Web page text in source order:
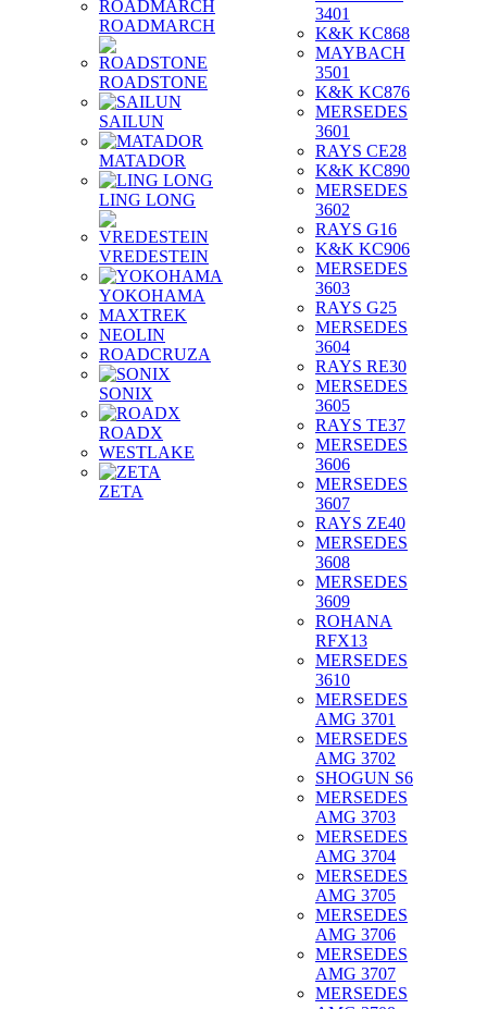
ROADMARCH
ROADSTONE
SAILUN
MATADOR
LING LONG
VREDESTEIN
YOKOHAMA
MAXTREK
NEOLIN
ROADCRUZA
SONIX
ROADX
WESTLAKE
ZETA
3401
K&K KC868
MAYBACH
3501
K&K KC876
MERSEDES
3601
RAYS CE28
K&K KC890
MERSEDES
3602
RAYS G16
K&K KC906
MERSEDES
3603
RAYS G25
MERSEDES
3604
RAYS RE30
MERSEDES
3605
RAYS TE37
MERSEDES
3606
MERSEDES
3607
RAYS ZE40
MERSEDES
3608
MERSEDES
3609
ROHANA
RFX13
MERSEDES
3610
MERSEDES
AMG 3701
MERSEDES
AMG 3702
SHOGUN S6
MERSEDES
AMG 3703
MERSEDES
AMG 3704
MERSEDES
AMG 3705
MERSEDES
AMG 3706
MERSEDES
AMG 3707
MERSEDES